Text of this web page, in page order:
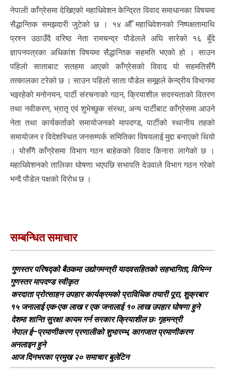
नेपाली काँग्रेसमा देखिएको महाधिवेशन केन्द्रित विवाद समाधानका विषयमा
सैद्धान्तिक समझदारी जुटेको छ । १४ औँ महाधिवेशनको निष्पक्षतामाथि
प्रश्न उठाउँदै वरिष्ठ नेता रामचन्द्र पौडेलले अघि सारेको १६ बुँदे
ज्ञापनपत्रका अधिकांश विषयमा सैद्धान्तिक सहमति भएको हो । साउन
पहिलो साताबाट सतहमा आएको काँग्रेसको विवाद यो सहमतिसँगै
तत्कालका टरेको छ । साउन पहिलो साता पौडेल समूहले केन्द्रीय विभागमा
भइरहेको मनोनयन, पार्टी संरचनाको गठन, क्रियाशील सदस्यताको वितरण
तथा नवीकरण, भ्रातृ एवं शुभेच्छुक संस्था, अन्य पार्टीबाट काँग्रेसमा आउने
नेता तथा कार्यकर्ताको समायोजनको मापदण्ड, पार्टीको स्थानीय तहको
समायोजन र विदेशस्थित जनसम्पर्क समितिका विषयलाई मुद्दा बनाएको थियो
। योसँगै काँग्रेसमा विभाग गठन बाहेकको विवाद किनारा लागेको छ ।
महाधिवेशनको तालिका घोषणा भएपछि सभापति देउवाले विभाग गठन गरेको
भन्दै पौडेल पक्षको विरोध छ ।
सम्बन्धित समाचार
गुणस्तर परिषद्को बैठकमा उद्योगमन्त्री यादवसहितको सहभागिता, विभिन्न
गुणस्तर मापदण्ड स्वीकृत
करदाता प्रोत्साहन उपहार कार्यक्रमको प्राविधिक तयारी पूरा, शुक्रबार
१५ जनालाई एक-एक लाख र एक जनालाई १० लाख उपहार घोषणा हुने
देशमा शान्ति सुरक्षा कायम गर्न सरकार क्रियाशील छः गृहमन्त्री
नेपाल ई–प्रमाणीकरण प्रणालीको शुभारम्भ, कागजात प्रमाणीकरण
अनलाइन हुने
आज दिनभरका प्रमुख २० समाचार बुलेटिन